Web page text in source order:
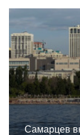
Самарцев